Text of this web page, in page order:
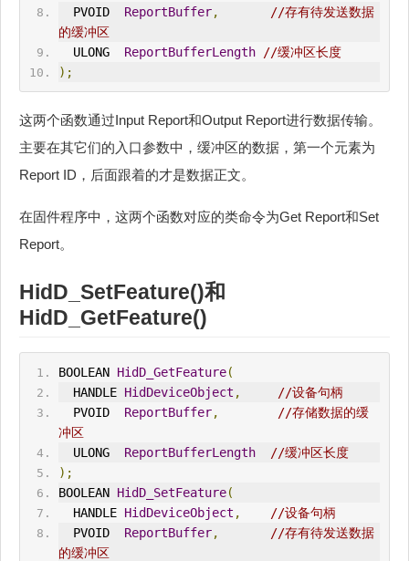
  PVOID
ReportBuffer,
//存有待发送数据
的缓冲区
  ULONG
ReportBufferLength
//缓冲区长度
);
这两个函数通过Input Report和Output Report进行数据传输。
主要在其它们的入口参数中，缓冲区的数据，第一个元素为
Report ID，后面跟着的才是数据正文。
在固件程序中，这两个函数对应的类命令为Get Report和Set
Report。
HidD_SetFeature()和
HidD_GetFeature()
BOOLEAN HidD_GetFeature(
  HANDLE
HidDeviceObject ,
//设备句柄
  PVOID
ReportBuffer,
//存储数据的缓
冲区
  ULONG
ReportBufferLength
//缓冲区长度
);
BOOLEAN HidD_SetFeature(
  HANDLE
HidDeviceObject ,
//设备句柄
  PVOID
ReportBuffer,
//存有待发送数据
的缓冲区